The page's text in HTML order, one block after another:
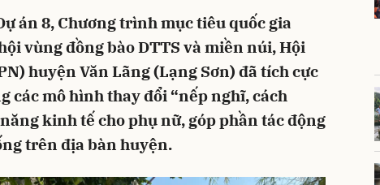
án 8, Chương trình mục tiêu quốc gia
vùng đồng bào DTTS và miền núi, Hội
huyện Văn Lãng (Lạng Sơn) đã tích cực
các mô hình thay đổi “nếp nghĩ, cách
kinh tế cho phụ nữ, góp phần tác động
trên địa bàn huyện.